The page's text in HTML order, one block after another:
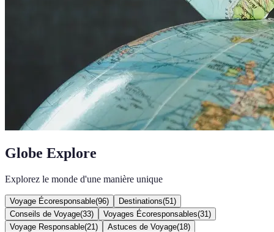
Globe Explore
Explorez le monde d'une manière unique
Voyage Écoresponsable(96) Destinations(51 )
Conseils de Voyage(33) Voyages Écoresponsables(31 )
Voyage Responsable(21 ) Astuces de Voyage(18)